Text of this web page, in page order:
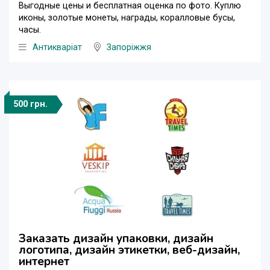
Выгодные цены и бесплатная оценка по фото. Куплю
иконы, золотые монеты, награды, коралловые бусы,
часы.
Антикваріат
Запоріжжя
500 грн.
Заказать дизайн упаковки, дизайн
логотипа, дизайн этикетки, веб-дизайн,
интернет